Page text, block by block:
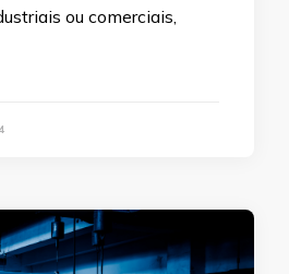
ou comerciais,